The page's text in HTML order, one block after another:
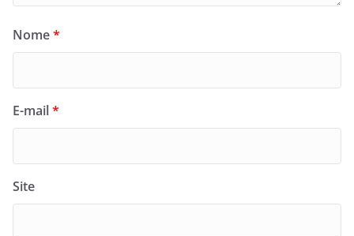
Nome*
E-mail*
Site